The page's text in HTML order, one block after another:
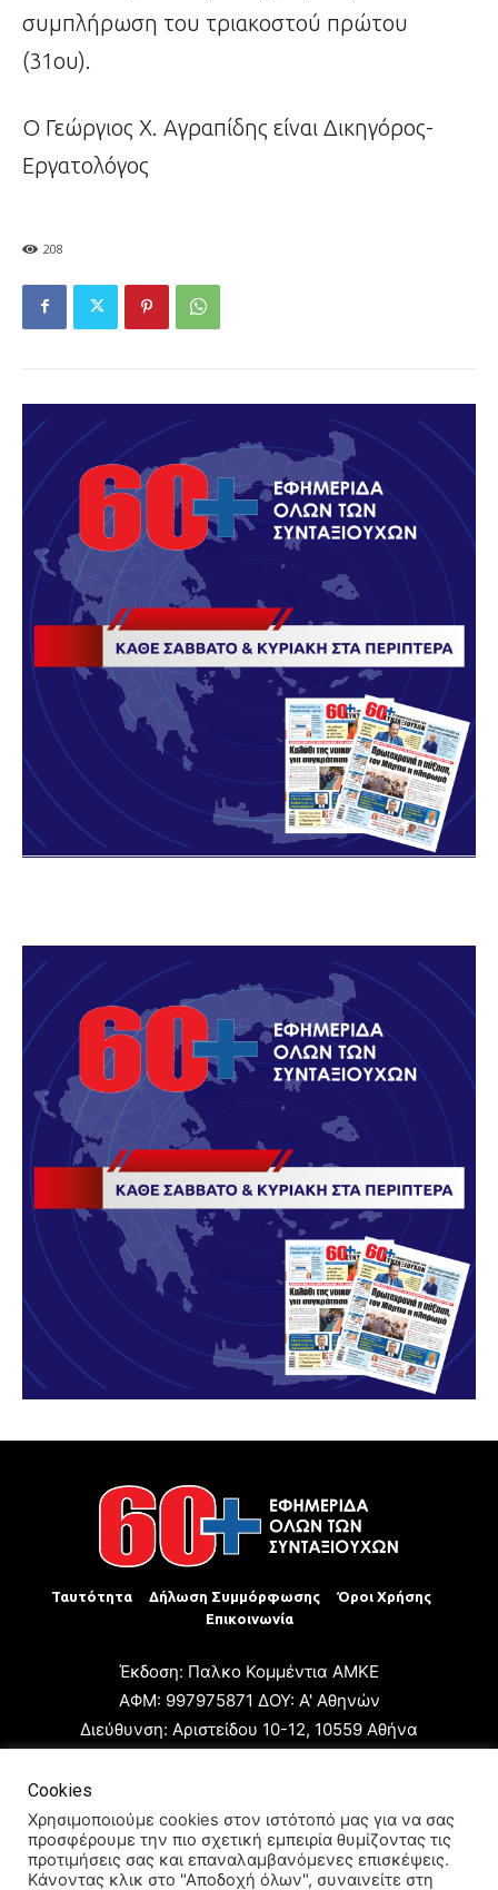
συμπλήρωση του τριακοστού πρώτου
(31ου).
Ο Γεώργιος Χ. Αγραπίδης είναι Δικηγόρος-
Εργατολόγος
208
Ταυτότητα Δήλωση Συμμόρφωσης
Όροι Χρήσης
Επικοινωνία
Έκδοση: Παλκο Κομμέντια ΑΜΚΕ
ΑΦΜ: 997975871 ΔΟΥ: Α' Αθηνών
Διεύθυνση: Αριστείδου 10-12, 10559 Αθήνα
Ιδιοκτήτης: Παλκο Κομμέντια ΑΜΚΕ
Διευθυντής: Ιωάννης Παπαγεωργίου
Διευθυντής Σύνταξης: Μαρία Καραολάνη
Cookies
Χρησιμοποιούμε cookies στον ιστότοπό μας για να σας
προσφέρουμε την πιο σχετική εμπειρία θυμίζοντας τις
προτιμήσεις σας και επαναλαμβανόμενες επισκέψεις.
Κάνοντας κλικ στο "Αποδοχή όλων", συναινείτε στη